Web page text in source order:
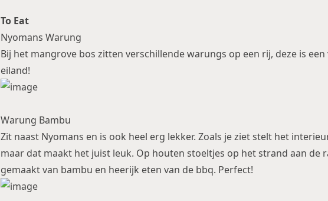
To Eat
Nyomans Warung
Bij het mangrove bos zitten verschillende warungs op een rij, deze is
eiland!
Warung Bambu
Zit naast Nyomans en is ook heel erg lekker. Zoals je ziet stelt het
maar dat maakt het juist leuk. Op houten stoeltjes op het strand aan de
gemaakt van bambu en heerijk eten van de bbq. Perfect!